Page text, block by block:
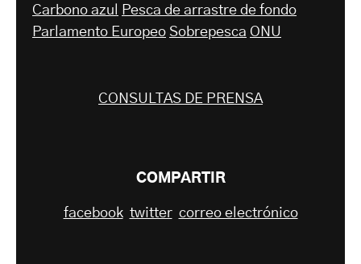
Carbono azul
Pesca de arrastre de fondo
Parlamento Europeo Sobrepesca ONU
CONSULTAS DE PRENSA
COMPARTIR
facebook twitter correo electrónico